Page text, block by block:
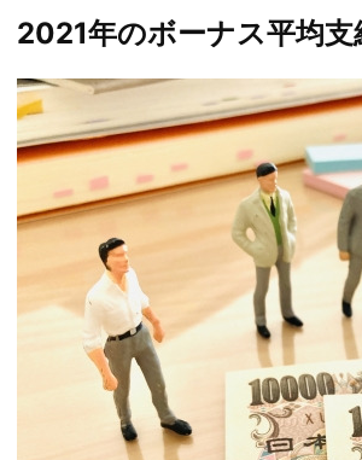
2021年のボーナス平均支